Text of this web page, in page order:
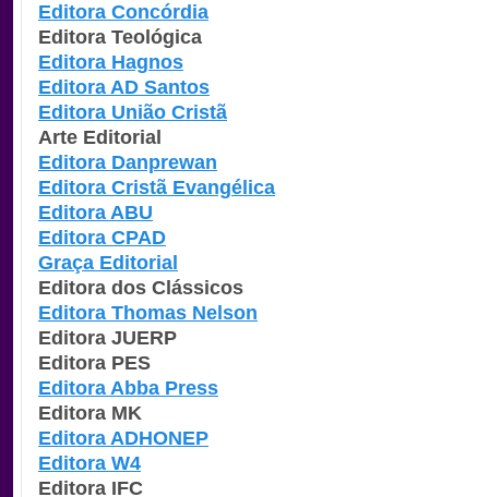
Editora Concórdia
Editora Teológica
Editora Hagnos
Editora AD Santos
Editora União Cristã
Arte Editorial
Editora Danprewan
Editora Cristã Evangélica
Editora ABU
Editora CPAD
Graça Editorial
Editora dos Clássicos
Editora Thomas Nelson
Editora JUERP
Editora PES
Editora Abba Press
Editora MK
Editora ADHONEP
Editora W4
Editora IFC